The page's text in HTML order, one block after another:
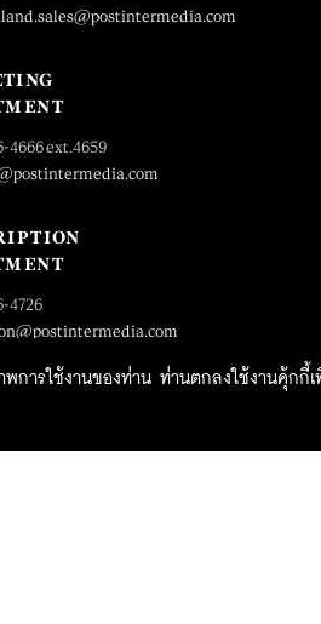
การใช้งานของท่าน ท่านตกลงใช้งานคุ้กกี้เ
4666 ext.4659
4726